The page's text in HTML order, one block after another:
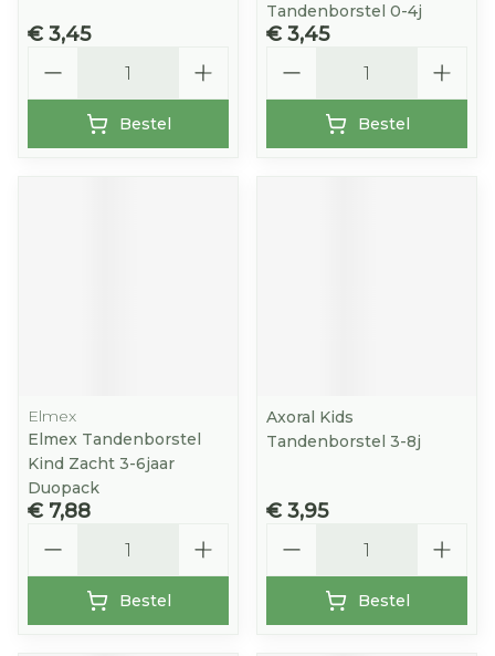
€ 3,45
Bestel
Tandenborstel 0-4j
€ 3,45
Bestel
Elmex
Elmex Tandenborstel
Kind Zacht 3-6jaar
Duopack
€ 7,88
Bestel
Axoral Kids
Tandenborstel 3-8j
€ 3,95
Bestel